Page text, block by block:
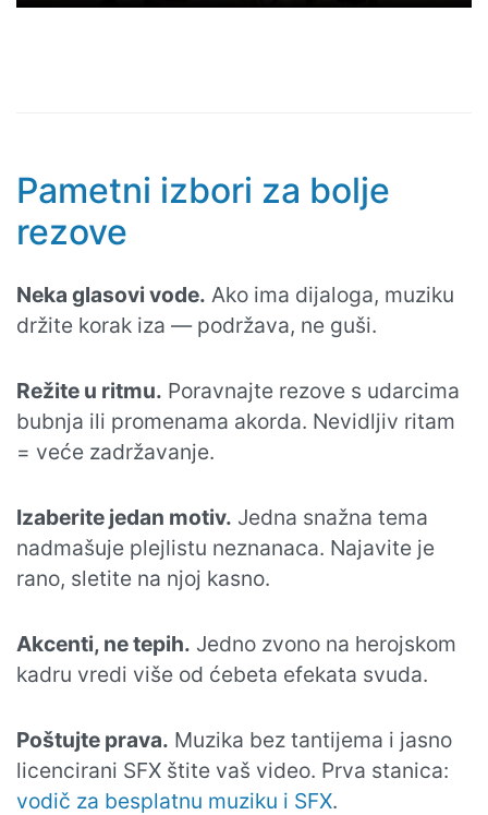
Pametni izbori za bolje
rezove
Neka glasovi vode. Ako ima dijaloga, muziku
držite korak iza — podržava, ne guši.
Režite u ritmu. Poravnajte rezove s udarcima
bubnja ili promenama akorda. Nevidljiv ritam
= veće zadržavanje.
Izaberite jedan motiv. Jedna snažna tema
nadmašuje plejlistu neznanaca. Najavite je
rano, sletite na njoj kasno.
Akcenti, ne tepih. Jedno zvono na herojskom
kadru vredi više od ćebeta efekata svuda.
Poštujte prava. Muzika bez tantijema i jasno
licencirani SFX štite vaš video. Prva stanica:
vodič za besplatnu muziku i SFX.